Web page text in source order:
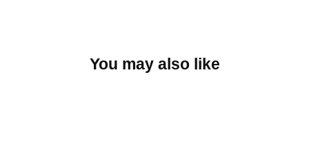
You may also like